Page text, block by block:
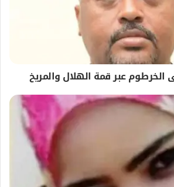
الخرطوم عبر قمة الهلال والمريخ